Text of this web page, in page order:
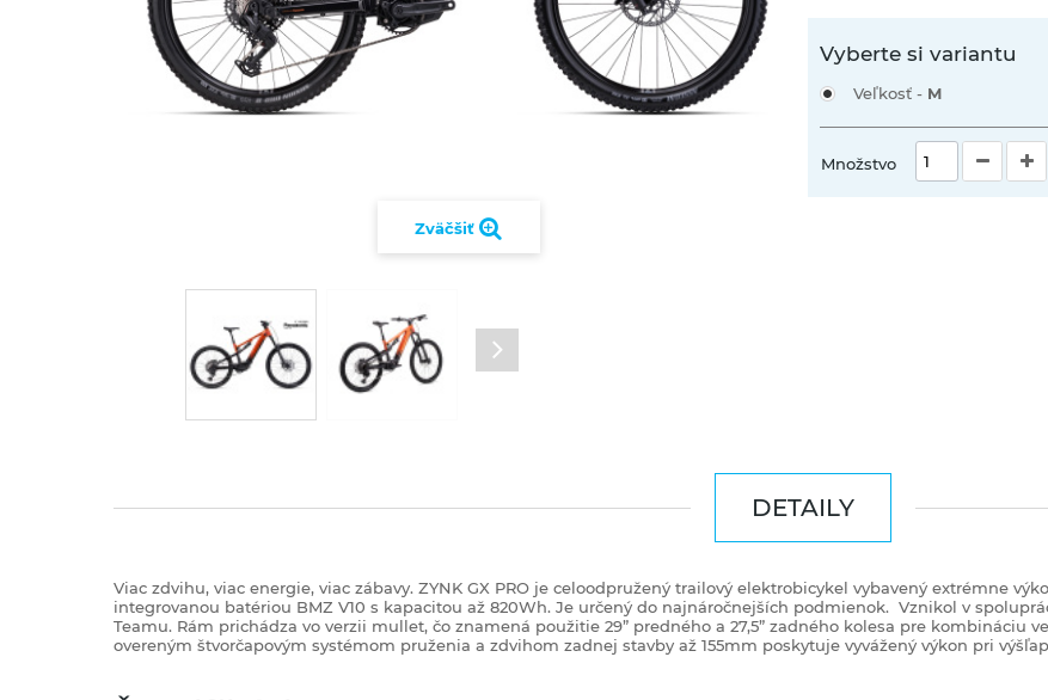
Zväčšiť
Vyberte si variantu
Veľkosť - M
Množstvo
DETAILY
Viac zdvihu, viac energie, viac zábavy. ZYNK GX PRO je celoodpružený trailový elektrobicykel vybavený extrémne
integrovanou batériou BMZ V10 s kapacitou až 820Wh. Je určený do najnáročnejších podmienok. Vznikol v
Teamu. Rám prichádza vo verzii mullet, čo znamená použitie 29” predného a 27,5” zadného kolesa pre kombináciu
overeným štvorčapovým systémom pruženia a zdvihom zadnej stavby až 155mm poskytuje vyvážený výkon pri